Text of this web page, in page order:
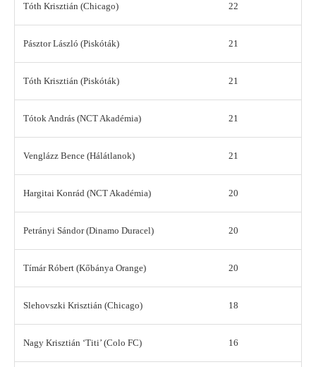
Tóth Krisztián (Chicago) 22
Pásztor László (Piskóták) 21
Tóth Krisztián (Piskóták) 21
Tótok András (NCT Akadémia) 21
Venglázz Bence (Hálátlanok) 21
Hargitai Konrád (NCT Akadémia) 20
Petrányi Sándor (Dinamo Duracel) 20
Tímár Róbert (Kőbánya Orange) 20
Slehovszki Krisztián (Chicago) 18
Nagy Krisztián ‘Titi’ (Colo FC) 16